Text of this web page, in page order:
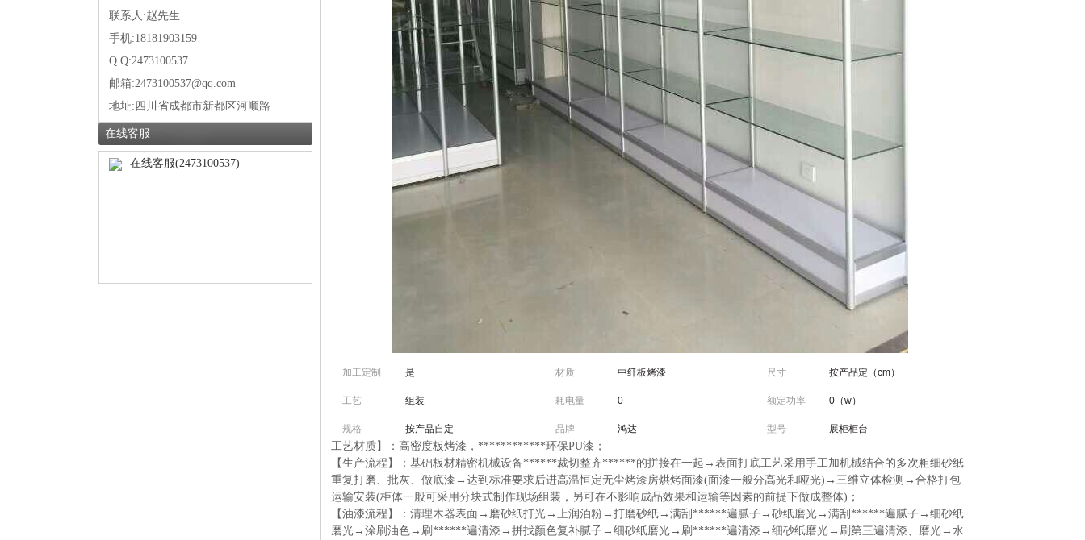
联系人:赵先生
手机:18181903159
Q Q:2473100537
邮箱:2473100537@qq.com
地址: 四川省成都市新都区河顺路
在线客服
在线客服(2473100537)
加工定制 是 材质 中纤板烤漆 尺寸 按产品定（cm）
工艺 组装 耗电量 0 额定功率 0（w）
规格 按产品自定 品牌 鸿达 型号 展柜柜台
工艺材质】：高密度板烤漆，************环保PU漆；
【生产流程】：基础板材精密机械设备******裁切整齐******的拼接在一起→表面打底工艺采用手工加机械结合的多次粗细砂纸
重复打磨、批灰、做底漆→达到标准要求后进高温恒定无尘烤漆房烘烤面漆(面漆一般分高光和哑光)→三维立体检测→合格打包
运输安装(柜体一般可采用分块式制作现场组装，另可在不影响成品效果和运输等因素的前提下做成整体)；
【油漆流程】：清理木器表面→磨砂纸打光→上润泊粉→打磨砂纸→满刮******遍腻子→砂纸磨光→满刮******遍腻子→细砂纸
磨光→涂刷油色→刷******遍清漆→拼找颜色复补腻子→细砂纸磨光→刷******遍清漆→细砂纸磨光→刷第三遍清漆、磨光→水